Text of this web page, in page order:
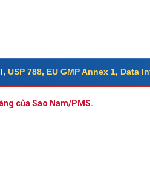
USP 788, EU GMP Annex 1, Data
của Sao Nam/PMS.